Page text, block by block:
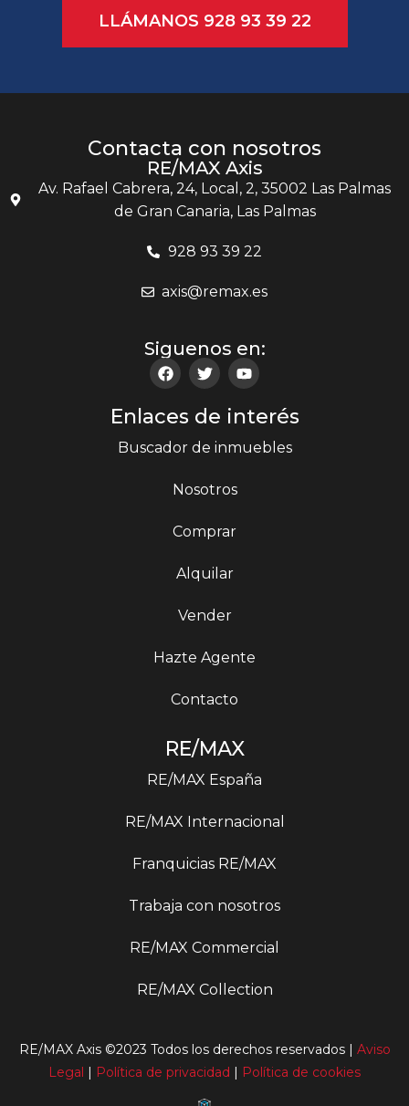
LLÁMANOS 928 93 39 22
Contacta con nosotros
RE/MAX Axis
Av. Rafael Cabrera, 24, Local, 2, 35002 Las Palmas
de Gran Canaria, Las Palmas
928 93 39 22
axis@remax.es
Siguenos en:
Enlaces de interés
Buscador de inmuebles
Nosotros
Comprar
Alquilar
Vender
Hazte Agente
Contacto
RE/MAX
RE/MAX España
RE/MAX Internacional
Franquicias RE/MAX
Trabaja con nosotros
RE/MAX Commercial
RE/MAX Collection
RE/MAX Axis ©2023 Todos los derechos reservados | Aviso
Legal | Política de privacidad | Política de cookies